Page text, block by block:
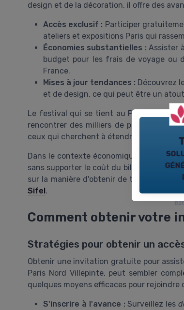
design et de la décoration, il offre des
Accès exclusif : Participer
ateliers et expositions Paris qui
Économies substantielles : Assister
budget pour les frais de voyage ou
France.
Mises à jour tendances : Découvrez
et de design, ce qui peut être un
Le festival qui se tient au Parc des
rencontrer des milliers de
ceux qui cherchent à étendre leur réseau
Dans le contexte économique actuel,
sans supporter le coût du billet est un
sur la manière d'obtenir de telles
Sifel .
Comment obtenir votre
Stratégies pour obtenir un
Obtenir une invitation gratuite pour
Paris Nord Villepinte, peut sembler
quelques moyens efficaces pour
S'inscrire à l'avance : Surveillez les